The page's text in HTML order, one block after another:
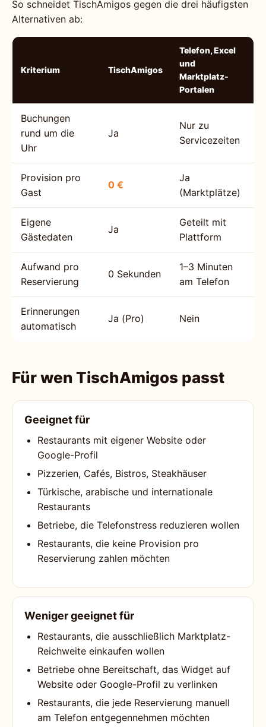
So schneidet TischAmigos gegen die drei häufigsten
Alternativen ab:
Kriterium TischAmigos
Telefon, Excel
und
Marktplatz-
Portalen
Buchungen
rund um die
Uhr
Ja
Nur zu
Servicezeiten
Provision pro
Gast
0 €
Ja
(Marktplätze)
Eigene
Gästedaten
Ja
Geteilt mit
Plattform
Aufwand pro
Reservierung
0 Sekunden
1–3 Minuten
am Telefon
Erinnerungen
automatisch
Ja (Pro) Nein
Für wen TischAmigos passt
Geeignet für
Restaurants mit eigener Website oder
Google-Profil
Pizzerien, Cafés, Bistros, Steakhäuser
Türkische, arabische und internationale
Restaurants
Betriebe, die Telefonstress reduzieren wollen
Restaurants, die keine Provision pro
Reservierung zahlen möchten
Weniger geeignet für
Restaurants, die ausschließlich Marktplatz-
Reichweite einkaufen wollen
Betriebe ohne Bereitschaft, das Widget auf
Website oder Google-Profil zu verlinken
Restaurants, die jede Reservierung manuell
am Telefon entgegennehmen möchten